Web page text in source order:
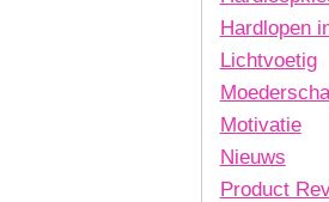
Hardlopen
Lichtvoetig
Motivatie
Nieuws
Product